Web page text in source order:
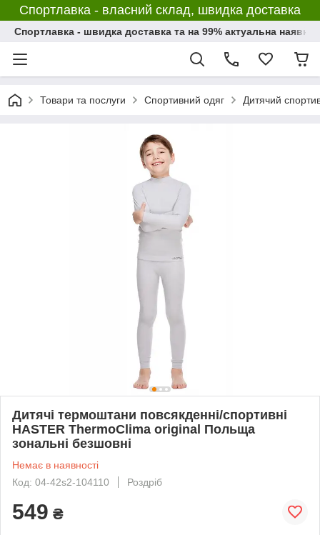
Спортлавка - власний склад, швидка доставка
Спортлавка - швидка доставка та на 99% актуальна
Товари та послуги Спортивний одяг Дитячий
Дитячі термоштани повсякденні/спортивні
HASTER ThermoClima original Польща
зональні безшовні
Немає в наявності
Код: 04-42s2-104110
Роздріб
549 ₴